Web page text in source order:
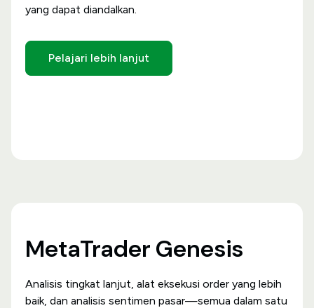
yang dapat diandalkan.
Pelajari lebih lanjut
MetaTrader Genesis
Analisis tingkat lanjut, alat eksekusi order yang lebih
baik, dan analisis sentimen pasar—semua dalam satu